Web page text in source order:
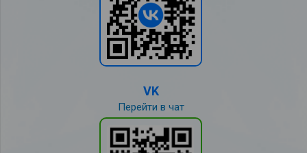
VK
Перейти в чат